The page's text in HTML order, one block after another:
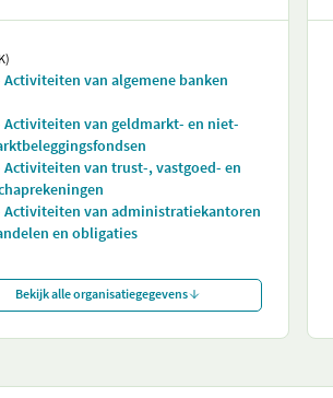
Activiteiten van algemene banken
Activiteiten van geldmarkt- en niet-
Activiteiten van trust-, vastgoed- en
Activiteiten van administratiekantoren
en obligaties
Bekijk alle organisatiegegevens